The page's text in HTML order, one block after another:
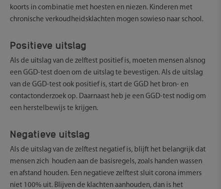
koorts in combinatie met hoesten en niezen. Kinderen met
chronische verkoudheidsklachten mogen sowieso naar school.
Positieve uitslag
Als de uitslag van de zelftest positief is, moeten mensen alsnog
een GGD-test doen om de uitslag te bevestigen. Als de uitslag
van de GGD-test ook positief is, start de GGD het bron- en
contactonderzoek op. Daarnaast heb je een GGD-test nodig om
een herstelbewijs te krijgen.
Negatieve uitslag
Als de uitslag van de zelftest negatief is, blijft het belangrijk dat
mensen zich houden aan de basisregels, zoals handen wassen
en afstand houden. Een negatieve zelftest sluit corona immers
niet 100% uit. Blijven de klachten aanhouden, dan is het